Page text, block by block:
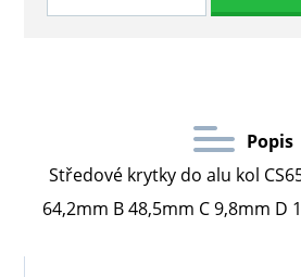
Popis
Středové krytky do alu kol
64,2mm B 48,5mm C 9,8mm D